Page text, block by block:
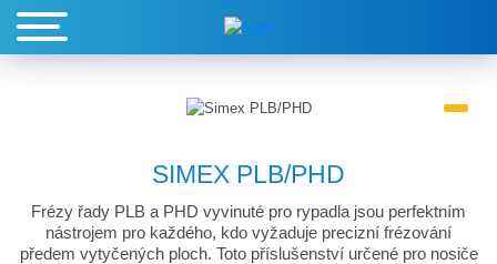
SIMEX PLB/PHD
Frézy řady PLB a PHD vyvinuté pro rypadla jsou perfektním
nástrojem pro každého, kdo vyžaduje precizní frézování
předem vytyčených ploch. Toto příslušenství určené pro nosiče